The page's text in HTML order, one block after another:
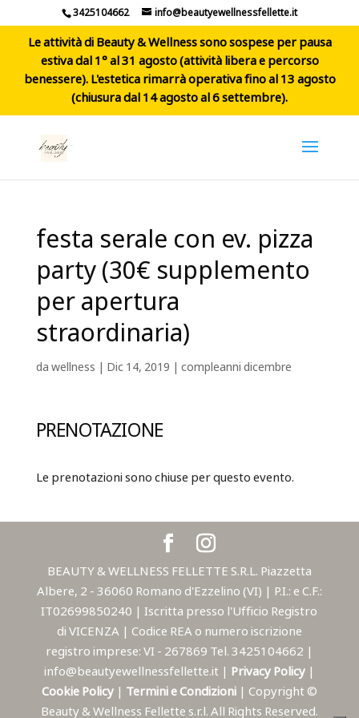
3425104662 info@beautyewellnessfellette.it
Le attività di Beauty & Wellness sono sospese per pausa
estiva dal 1° al 31 agosto (attività libera e percorso
benessere). L'estetica rimarrà operativa fino al 13 agosto
(chiusura dal 14 agosto al 6 settembre).
festa serale con ev. pizza
party (30€ supplemento
per apertura
straordinaria)
dawellness | Dic 14, 2019 | compleanni dicembre
PRENOTAZIONE
Le prenotazioni sono chiuse per questo evento.
BEAUTY & WELLNESS FELLETTE S.R.L. Piazzetta
Albere, 2 - 36060 Romano d'Ezzelino (VI) | P.I.: e C.F.:
IT02699850240 | Iscritta presso l'Ufficio Registro
di VICENZA | Codice REA o numero iscrizione
registro imprese: VI - 267869 Tel. 3425104662 |
info@beautyewellnessfellette.it | Privacy Policy |
Cookie Policy | Termini e Condizioni | Copyright ©
Beauty & Wellness Fellette s.r.l. All Rights Reserved.